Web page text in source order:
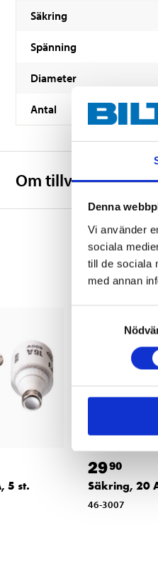
Denna
Vi använder
sociala
till de sociala
med annan
Säkring
Spänning
Diameter
Antal
Om tillverkaren
5 st.
2990
Säkring, 20
46-3007